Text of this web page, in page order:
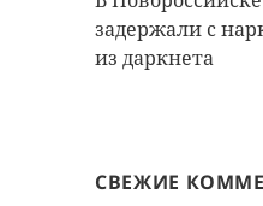
задержали с
из даркнета
СВЕЖИЕ